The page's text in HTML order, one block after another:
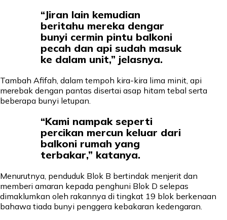
“Jiran lain kemudian
beritahu mereka dengar
bunyi cermin pintu balkoni
pecah dan api sudah masuk
ke dalam unit,” jelasnya.
Tambah Afifah, dalam tempoh kira-kira lima minit, api
merebak dengan pantas disertai asap hitam tebal serta
beberapa bunyi letupan.
“Kami nampak seperti
percikan mercun keluar dari
balkoni rumah yang
terbakar,” katanya.
Menurutnya, penduduk Blok B bertindak menjerit dan
memberi amaran kepada penghuni Blok D selepas
dimaklumkan oleh rakannya di tingkat 19 blok berkenaan
bahawa tiada bunyi penggera kebakaran kedengaran.